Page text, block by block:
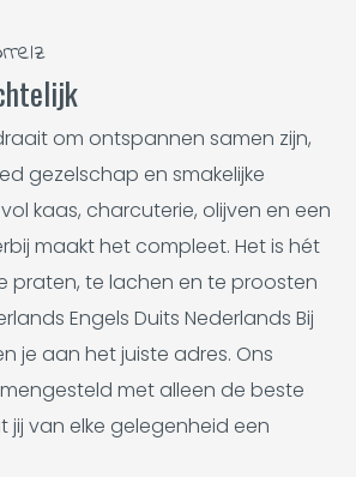
om ontspannen samen zijn,
gezelschap en smakelijke
kaas, charcuterie, olijven en een
maakt het compleet. Het is hét
praten, te lachen en te proosten
Engels Duits Nederlands Bij
je aan het juiste adres. Ons
met alleen de beste
van elke gelegenheid een